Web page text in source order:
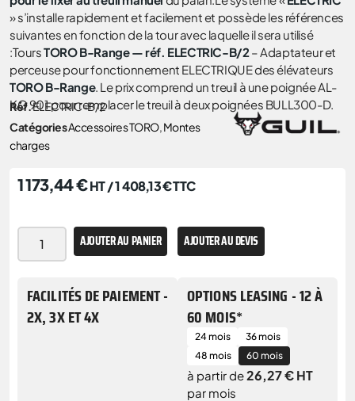
» s’installe rapidement et facilement et possède les références
suivantes en fonction de la tour avec laquelle il sera utilisé
:ToursTORO B-Range — réf. ELECTRIC-B/2 – Adaptateur et
perceuse pour fonctionnement ELECTRIQUE des élévateurs
TORO B-Range. Le prix comprend un treuil à une poignée AL-
KO 901 pour remplacer le treuil à deux poignées BULL300-D.
Réf.ELECTRIC-B/2
CatégoriesAccessoires TORO,Montes
charges
1 173,44€HT /1 408,13€TTC
AJOUTER AU PANIER AJOUTER AU DEVIS
FACILITÉS DE PAIEMENT -
2X, 3X ET 4X
OPTIONS LEASING - 12 À
60 MOIS*
24 mois
36 mois
48 mois
60 mois
à partir de26,27 € HT
par mois